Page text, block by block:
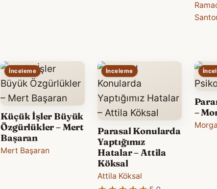
İnceleme
Küçük İşler Büyük
Özgürlükler – Mert
Başaran
Mert Başaran
İnceleme
Parasal Konularda
Yaptığımız
Hatalar – Attila
Köksal
Attila Köksal
–